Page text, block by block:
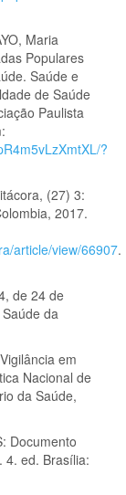
Maria
Populares
Saúde e
de Saúde
Paulista
?
(27) 3:
2017.
article/view/66907.
de 24 de
da
em
Nacional de
da Saúde,
Documento
4. ed. Brasília: